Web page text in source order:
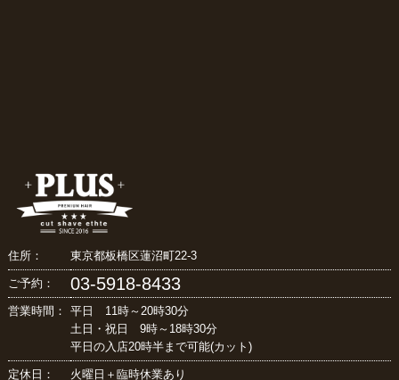
住所： 東京都板橋区蓮沼町22-3
ご予約： 03-5918-8433
営業時間：
平日 11時～20時30分
土日・祝日 9時～18時30分
平日の入店20時半まで可能(カット)
定休日： 火曜日＋臨時休業あり